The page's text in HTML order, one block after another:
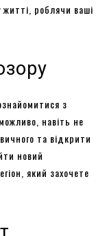
роблячи ваші
з
навіть не
та відкрити
новий
який захочете